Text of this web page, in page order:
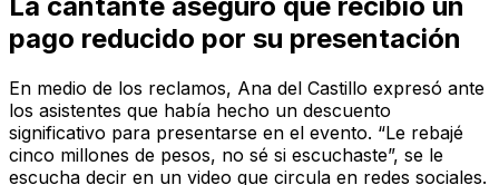
pago reducido por su presentación
En medio de los reclamos, Ana del Castillo expresó ante
los asistentes que había hecho un descuento
significativo para presentarse en el evento. “Le rebajé
cinco millones de pesos, no sé si escuchaste”, se le
escucha decir en un video que circula en redes sociales.